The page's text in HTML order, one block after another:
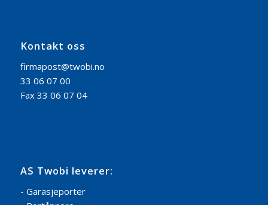
Kontakt oss
firmapost@twobi.no
33 06 07 00
Fax 33 06 07 04
AS Twobi leverer:
- Garasjeporter